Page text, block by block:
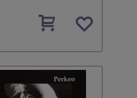
den